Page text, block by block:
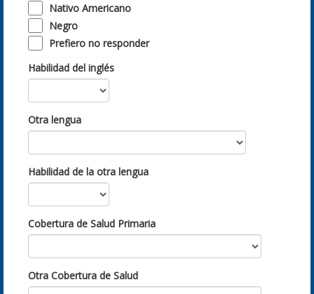
Nativo Americano
Negro
Prefiero no responder
Habilidad del inglés
Otra lengua
Habilidad de la otra lengua
Cobertura de Salud Primaria
Otra Cobertura de Salud